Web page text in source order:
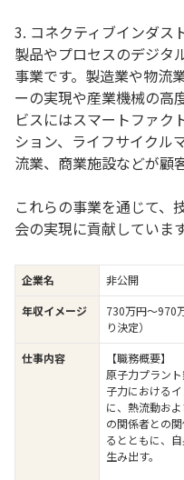
3. コネクティブインダス
製品やプロセスのデジタ
事業です。製造業や物流
ーの実現や産業機械の高
ビスにはスマートファク
ション、ライフサイクル
流業、商業施設などが顧
これらの事業を通じて、
会の実現に貢献しています
企業名
非公開
年収イメージ
730万円〜970
り決定）
仕事内容
【職務概要】
原子力プラン
子力における
に、熱流動お
の関係者との
るとともに、
生み出す。